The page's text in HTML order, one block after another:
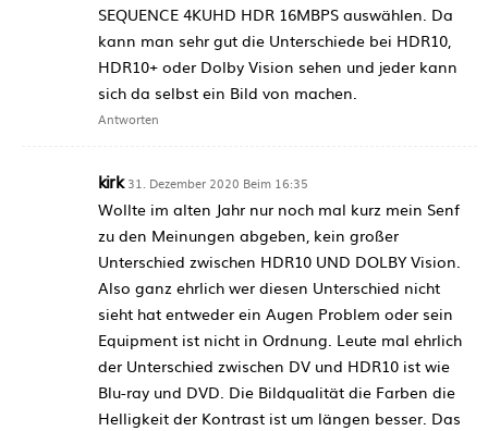
SEQUENCE 4KUHD HDR 16MBPS auswählen. Da
kann man sehr gut die Unterschiede bei HDR10,
HDR10+ oder Dolby Vision sehen und jeder kann
sich da selbst ein Bild von machen.
Antworten
kirk 31. Dezember 2020 Beim 16:35
Wollte im alten Jahr nur noch mal kurz mein Senf
zu den Meinungen abgeben, kein großer
Unterschied zwischen HDR10 UND DOLBY Vision.
Also ganz ehrlich wer diesen Unterschied nicht
sieht hat entweder ein Augen Problem oder sein
Equipment ist nicht in Ordnung. Leute mal ehrlich
der Unterschied zwischen DV und HDR10 ist wie
Blu-ray und DVD. Die Bildqualität die Farben die
Helligkeit der Kontrast ist um längen besser. Das